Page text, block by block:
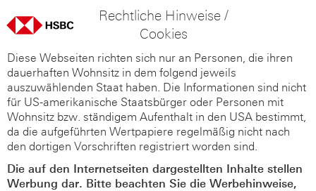
Rechtliche Hinweise /
Cookies
Diese Webseiten richten sich nur an Personen, die ihren
dauerhaften Wohnsitz in dem folgend jeweils
auszuwählenden Staat haben. Die Informationen sind nicht
für US-amerikanische Staatsbürger oder Personen mit
Wohnsitz bzw. ständigem Aufenthalt in den USA bestimmt,
da die aufgeführten Wertpapiere regelmäßig nicht nach
den dortigen Vorschriften registriert worden sind.
Die auf den Internetseiten dargestellten Inhalte stellen
Werbung dar. Bitte beachten Sie die Werbehinweise,